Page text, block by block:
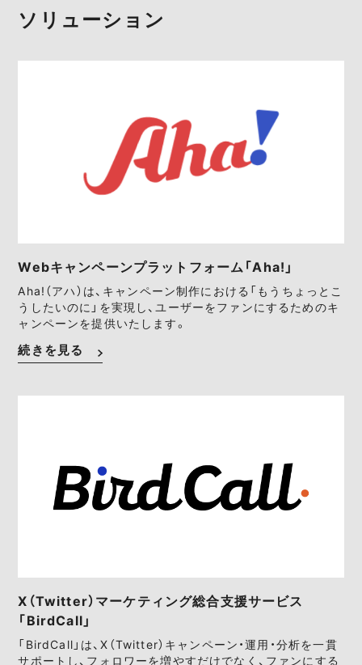
ソリューション
Webキャンペーンプラットフォーム「Aha!」
Aha!（アハ）は、キャンペーン制作における「もうちょっとこ
うしたいのに」を実現し、ユーザーをファンにするためのキ
ャンペーンを提供いたします。
続きを見る
X（Twitter）マーケティング総合支援サービス
「BirdCall」
「BirdCall」は、X（Twitter）キャンペーン・運用・分析を一貫
サポートし、フォロワーを増やすだけでなく、ファンにする